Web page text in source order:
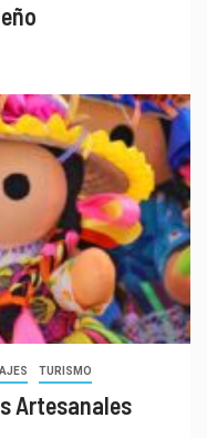
TURISMO
Artesanales